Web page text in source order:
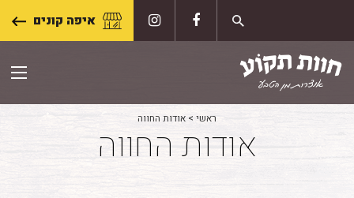
content
איפה קונים
ראשי > אודות החווה
אודות החווה